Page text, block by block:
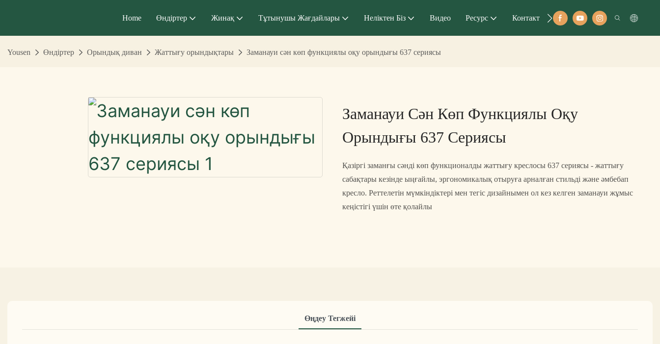
Home Өндіртер Жинақ Тұтынушы Жағдайлары Неліктен Біз Видео Ресурс Контакт
Yousen Өндіртер Орындық диван Жаттығу орындықтары Заманауи сән көп функциялы оқу орындығы 637 сериясы
Заманауи Сән Көп Функциялы Оқу
Орындығы 637 Сериясы
Қазіргі заманғы сәнді көп функционалды жаттығу креслосы 637 сериясы - жаттығу
сабақтары кезінде ыңғайлы, эргономикалық отыруға арналған стильді және әмбебап
кресло. Реттелетін мүмкіндіктері мен тегіс дизайнымен ол кез келген заманауи жұмыс
кеңістігі үшін өте қолайлы
Өңдеу Тегжейі